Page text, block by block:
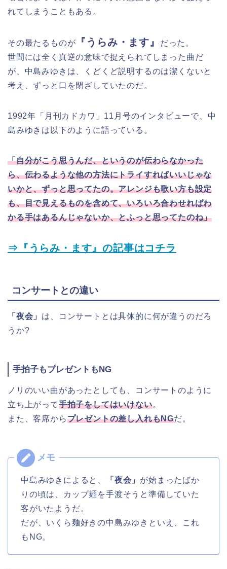
れてしまうこともある。
その最たるものが 『うらみ・ます』
だった。
世間には全く真逆の意味で捉えられてしまった曲だ
が、中島みゆきは、くどくど説明するのは潔くないと
考え、ずっと口を閉ざしていたのだ。
1992年「月刊カドカワ」11月号のインタビューで、中
島みゆきは以下のように語っている。
「自分がこう思うんだ、というのが伝わらなかった
ら、伝わるような他の方法にトライすればいいじゃな
いかと、ずっと思ってたの。アレンジも歌い方も設定
も、目で見えるものを含めて、いろいろ合わせればわ
かる手はあるんじゃないか、とふっと思ってたのね」
⇒『うらみ・ます』の記事はコチラ
コンサートとの違い
「夜会」 は、コンサートとは具体的に何が違うのだろ
うか?
手拍子もプレゼントもNG
ノリのいい曲があったとしても、コンサートのように
立ち上がって手拍子をしてはいけない。
また、客席からプレゼントの差し入れもNGだ。
中島みゆきによると、 「夜会」 が始まったばか
りの頃は、カップ麺を手渡そうと準備していた
客がいたようだ。
だが、いくら麺好きの中島みゆきといえ、これ
もNG。